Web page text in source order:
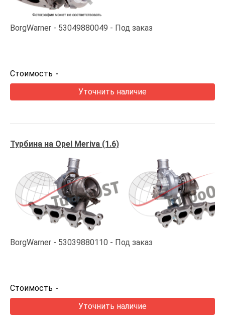
BorgWarner 53049880049 Под заказ
Стоимость -
Уточнить наличие
Турбина на Opel Meriva (1.6)
BorgWarner 53039880110 Под заказ
Стоимость -
Уточнить наличие